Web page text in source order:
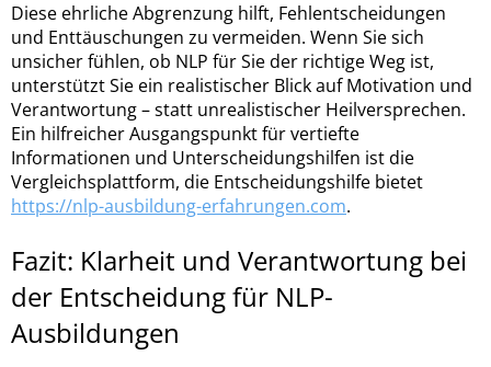
Diese ehrliche Abgrenzung hilft, Fehlentscheidungen
und Enttäuschungen zu vermeiden. Wenn Sie sich
unsicher fühlen, ob NLP für Sie der richtige Weg ist,
unterstützt Sie ein realistischer Blick auf Motivation und
Verantwortung – statt unrealistischer Heilversprechen.
Ein hilfreicher Ausgangspunkt für vertiefte
Informationen und Unterscheidungshilfen ist die
Vergleichsplattform, die Entscheidungshilfe bietet
https://nlp-ausbildung-erfahrungen.com.
Fazit: Klarheit und Verantwortung bei
der Entscheidung für NLP-
Ausbildungen